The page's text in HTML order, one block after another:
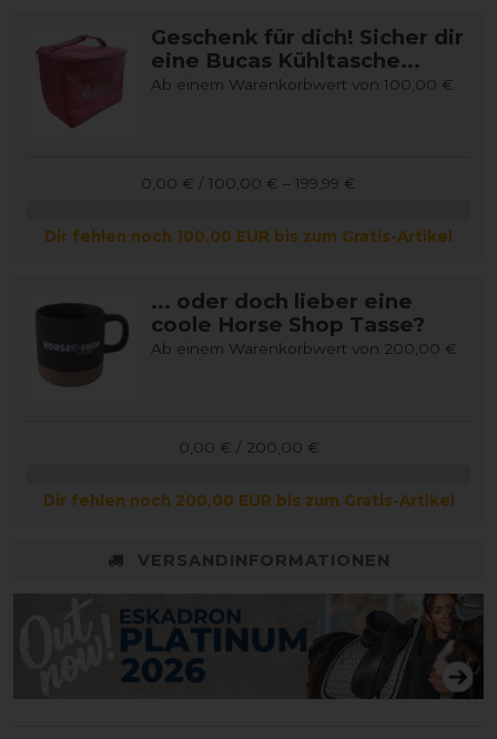
Geschenk für dich! Sicher dir
eine Bucas Kühltasche...
Ab einem Warenkorbwert von 100,00 €
0,00 € / 100,00 € – 199,99 €
Dir fehlen noch 100,00 EUR bis zum Gratis-Artikel
... oder doch lieber eine
coole Horse Shop Tasse?
Ab einem Warenkorbwert von 200,00 €
0,00 € / 200,00 €
Dir fehlen noch 200,00 EUR bis zum Gratis-Artikel
VERSANDINFORMATIONEN